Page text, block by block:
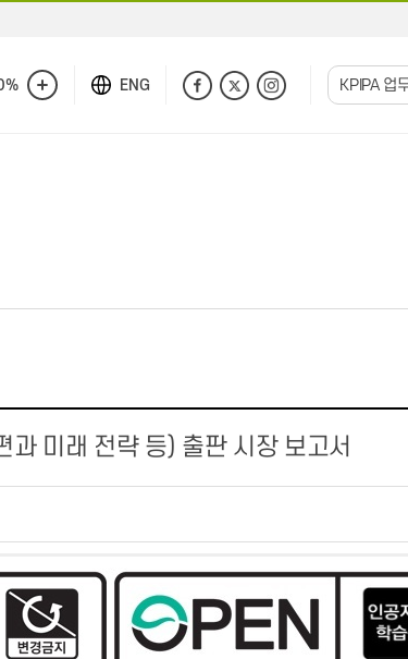
화
ENG KPIPA 업
미래 전략 등) 출판 시장 보고서